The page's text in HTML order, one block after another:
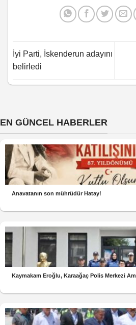
İyi Parti, İskenderun adayını
belirledi
EN GÜNCEL HABERLER
Anavatanın son mührüdür Hatay!
Kaymakam Eroğlu, Karaağaç Polis Merkezi